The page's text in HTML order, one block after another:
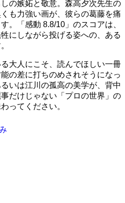
の嫉妬と敬意。森高夕次先生の
も力強い画が、彼らの葛藤を痛
。
「感動 8.8/10」 のスコアは、
にしながら投げる姿への、ある
大人にこそ、読んでほしい一冊
の差に打ちのめされそうになっ
いは江川の孤高の美学が、背中
だけじゃない「プロの世界」の
ってください。